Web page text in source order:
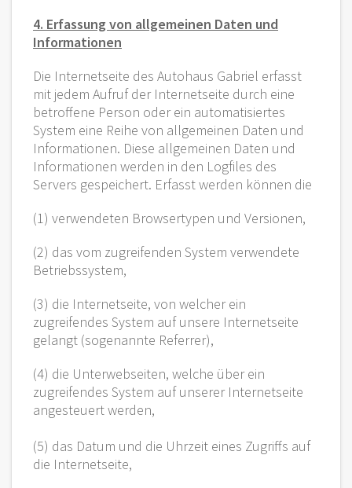
4. Erfassung von allgemeinen Daten und
Informationen
Die Internetseite des Autohaus Gabriel erfasst
mit jedem Aufruf der Internetseite durch eine
betroffene Person oder ein automatisiertes
System eine Reihe von allgemeinen Daten und
Informationen. Diese allgemeinen Daten und
Informationen werden in den Logfiles des
Servers gespeichert. Erfasst werden können die
(1) verwendeten Browsertypen und Versionen,
(2) das vom zugreifenden System verwendete
Betriebssystem,
(3) die Internetseite, von welcher ein
zugreifendes System auf unsere Internetseite
gelangt (sogenannte Referrer),
(4) die Unterwebseiten, welche über ein
zugreifendes System auf unserer Internetseite
angesteuert werden,
(5) das Datum und die Uhrzeit eines Zugriffs auf
die Internetseite,